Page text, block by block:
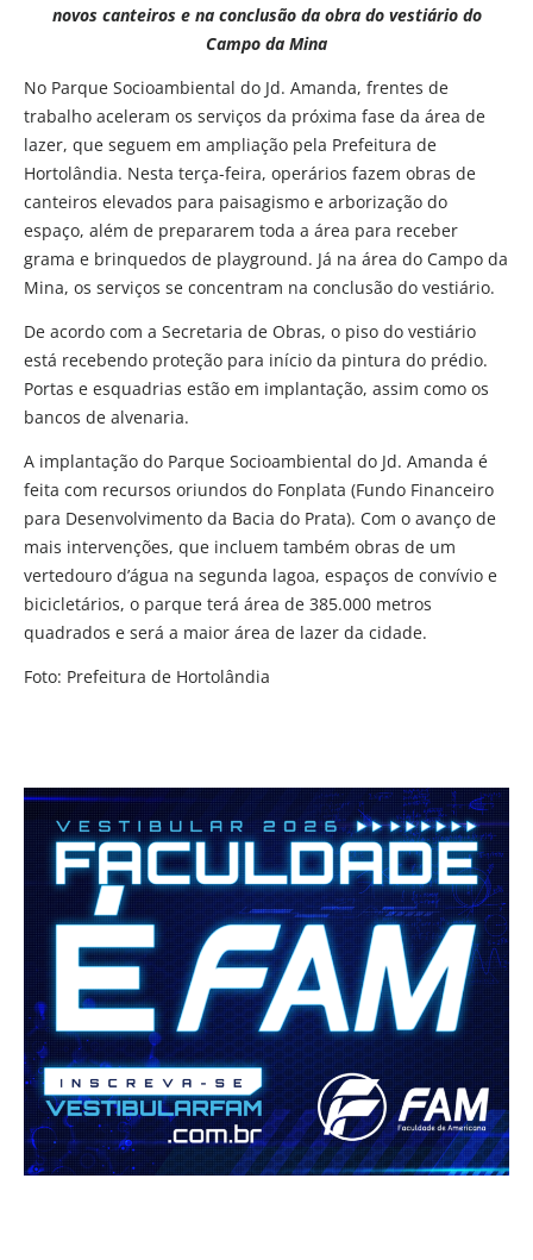
novos canteiros e na conclusão da obra do vestiário do
Campo da Mina
No Parque Socioambiental do Jd. Amanda, frentes de
trabalho aceleram os serviços da próxima fase da área de
lazer, que seguem em ampliação pela Prefeitura de
Hortolândia. Nesta terça-feira, operários fazem obras de
canteiros elevados para paisagismo e arborização do
espaço, além de prepararem toda a área para receber
grama e brinquedos de playground. Já na área do Campo da
Mina, os serviços se concentram na conclusão do vestiário.
De acordo com a Secretaria de Obras, o piso do vestiário
está recebendo proteção para início da pintura do prédio.
Portas e esquadrias estão em implantação, assim como os
bancos de alvenaria.
A implantação do Parque Socioambiental do Jd. Amanda é
feita com recursos oriundos do Fonplata (Fundo Financeiro
para Desenvolvimento da Bacia do Prata). Com o avanço de
mais intervenções, que incluem também obras de um
vertedouro d’água na segunda lagoa, espaços de convívio e
bicicletários, o parque terá área de 385.000 metros
quadrados e será a maior área de lazer da cidade.
Foto: Prefeitura de Hortolândia